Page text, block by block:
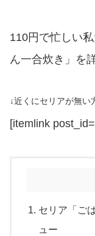
110円で忙しい
ん一合炊き」を
↓近くにセリアが無い
[itemlink
セリア「ご
ュー